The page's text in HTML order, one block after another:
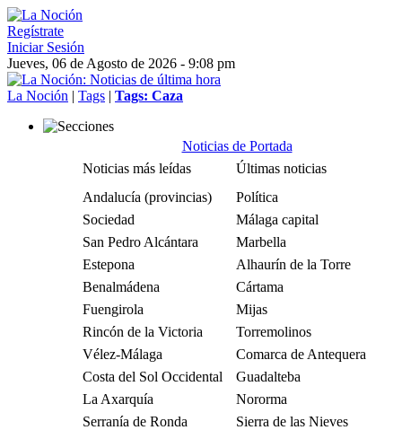
Regístrate
Iniciar Sesión
Jueves, 06 de Agosto de 2026 - 9:08 pm
La Noción | Tags | Tags: Caza
Noticias de Portada
Noticias más leídas
Últimas noticias
Andalucía (provincias)
Política
Sociedad
Málaga capital
San Pedro Alcántara
Marbella
Estepona
Alhaurín de la Torre
Benalmádena
Cártama
Fuengirola
Mijas
Rincón de la Victoria
Torremolinos
Vélez-Málaga
Comarca de Antequera
Costa del Sol Occidental
Guadalteba
La Axarquía
Nororma
Serranía de Ronda
Sierra de las Nieves